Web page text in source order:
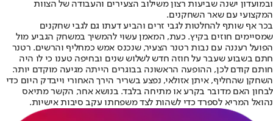
ובמועדון ישנה שביעות רצון משילוב הצעירים והעבודה של הצוות
המקצועי עם שאר השחקנים.
בכר אף שותף להחלטות לגבי זרים והביע דעתו גם לגבי שחקנים
שמסיימים חוזים בקיץ. כעת, המאמן עשוי להמשיך במשחק הגביע מול
הפועל רעננה עם נבות רטנר הצעיר, שנכנס אמש כמחליף והרשים. רטנר
חתם בשבוע שעבר על חוזה חדש לשלוש שנים ובחיפה טענו כי לו היה
חותם קודם לכן, ההופעה הראשונה בבוגרים הייתה מגיעה מוקדם יותר.
השחקן שהחליף, איתן אזולאי, נפצע בשריר הירך האחורי וייבדק היום כדי
לבחון האם מדובר בקרע או מתיחה בלבד. בנושא אחר, הקשר מתיאס
נהואל המריא לספרד כדי לשהות לצד משפחתו עקב סיבות אישיות.